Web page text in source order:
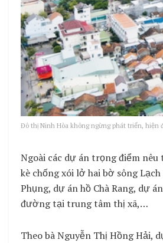
Đô thị Ninh Hòa không ngừng phát triển, hiện
Ngoài các dự án trọng điểm
kè chống xói lở hai bờ sông
Phụng, dự án hồ Chà Rang, dự
đường tại trung tâm thị xã,…
Theo bà Nguyễn Thị Hồng Hải,